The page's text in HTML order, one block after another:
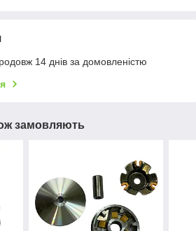
14 днів за домовленістю
замовляють